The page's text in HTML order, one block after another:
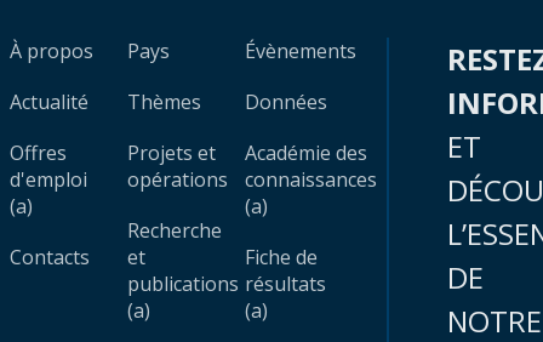
À propos
Actualité
Offres
d'emploi
(a)
Contacts
Pays
Thèmes
Projets et
opérations
Recherche
et
publications
(a)
Évènements
Données
Académie des
connaissances
(a)
Fiche de
résultats
(a)
ET
DE
NOTRE